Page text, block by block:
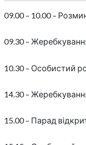
09.00 – 10.00 –
09.30 –
10.30 – Особистий
14.30 –
15.00 – Парад